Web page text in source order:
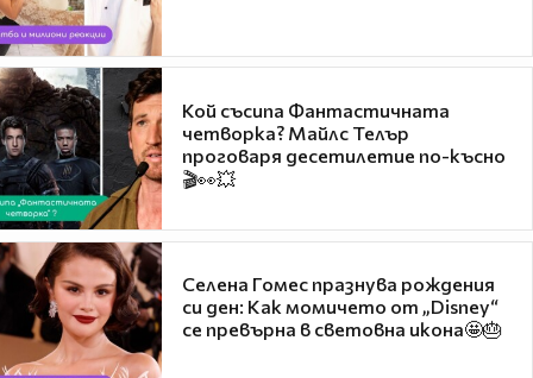
Кой съсипа Фантастичната
четворка? Майлс Телър
проговаря десетилетие по-късно
🎬👀💥
Селена Гомес празнува рождения
си ден: Как момичето от „Disney“
се превърна в световна икона🤩🎂